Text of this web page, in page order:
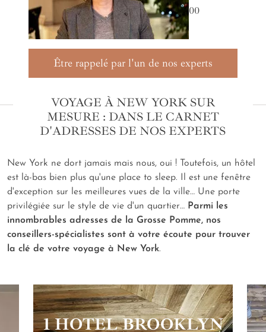
00
Être rappelé par l'un de nos experts
VOYAGE À NEW YORK SUR
MESURE : DANS LE CARNET
D'ADRESSES DE NOS EXPERTS
New York ne dort jamais mais nous, oui ! Toutefois, un hôtel
est là-bas bien plus qu'une place to sleep. Il est une fenêtre
d'exception sur les meilleures vues de la ville… Une porte
privilégiée sur le style de vie d'un quartier… Parmi les
innombrables adresses de la Grosse Pomme, nos
conseillers-spécialistes sont à votre écoute pour trouver
la clé de votre voyage à New York.
1 HOTEL BROOKLYN